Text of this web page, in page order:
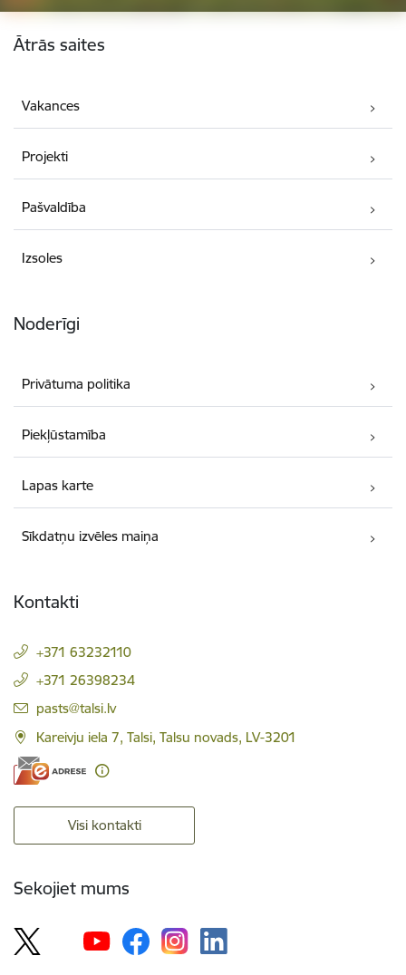
Kājene
Ātrās saites
Vakances
Projekti
Pašvaldība
Izsoles
Noderīgi
Privātuma politika
Piekļūstamība
Lapas karte
Sīkdatņu izvēles maiņa
Kontakti
+371 63232110
+371 26398234
E-pasts:
pasts@talsi.lv
Kareivju iela 7, Talsi, Talsu novads, LV-3201
Visi kontakti
Sekojiet mums